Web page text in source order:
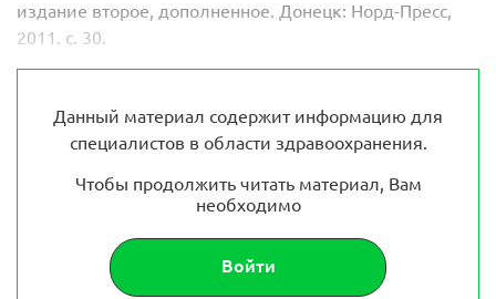
издание второе, дополненное. Донецк: Норд-Пресс,
2011. с. 30.
Данный материал содержит информацию для
специалистов в области здравоохранения.
Чтобы продолжить читать материал, Вам
необходимо
Войти